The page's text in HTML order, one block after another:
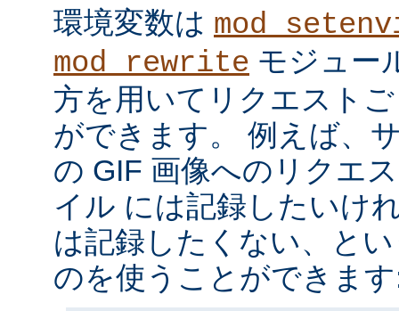
環境変数は
mod_rewrite モジュー
方を用いてリクエスト
ができます。 例えば、
の GIF 画像へのリクエ
イル には記録したいけ
は記録したくない、と
のを使うことができま